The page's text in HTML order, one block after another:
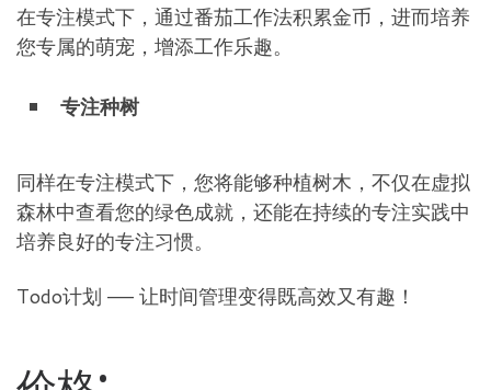
在专注模式下，通过番茄工作法积累金币，进而培养
您专属的萌宠，增添工作乐趣。
专注种树
同样在专注模式下，您将能够种植树木，不仅在虚拟
森林中查看您的绿色成就，还能在持续的专注实践中
培养良好的专注习惯。
Todo计划 —— 让时间管理变得既高效又有趣！